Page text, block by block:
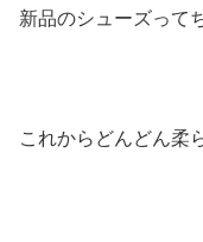
新品のシューズって
これからどんどん柔